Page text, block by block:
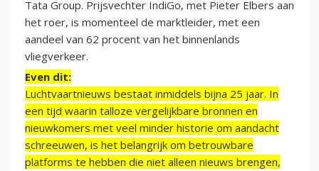
Tata Group. Prijsvechter IndiGo, met Pieter Elbers aan
het roer, is momenteel de marktleider, met een
aandeel van 62 procent van het binnenlands
vliegverkeer.
Even dit:
Luchtvaartnieuws bestaat inmiddels bijna 25 jaar. In
een tijd waarin talloze vergelijkbare bronnen en
nieuwkomers met veel minder historie om aandacht
schreeuwen, is het belangrijk om betrouwbare
platforms te hebben die niet alleen nieuws brengen,